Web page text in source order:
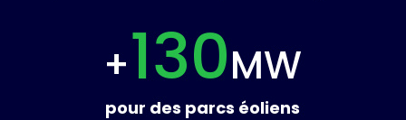
+130MW
pour des parcs éoliens